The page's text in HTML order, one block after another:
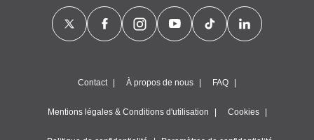
Contact À propos de nous FAQ
Mentions légales & Conditions d'utilisation Cookies